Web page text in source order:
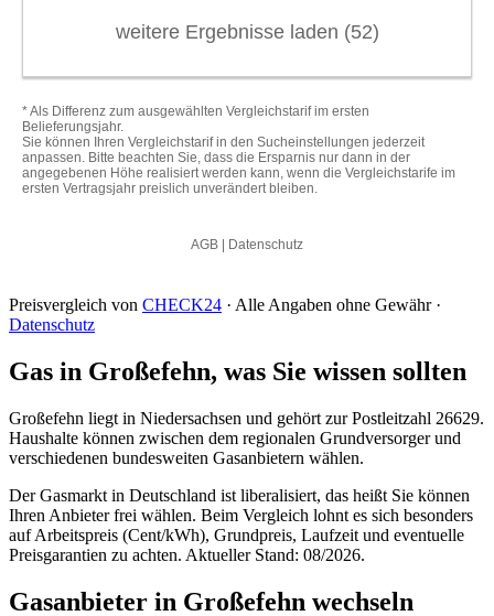
Preisvergleich von CHECK24 · Alle Angaben ohne Gewähr ·
Datenschutz
Gas in Großefehn, was Sie wissen sollten
Großefehn liegt in Niedersachsen und gehört zur Postleitzahl 26629.
Haushalte können zwischen dem regionalen Grundversorger und
verschiedenen bundesweiten Gasanbietern wählen.
Der Gasmarkt in Deutschland ist liberalisiert, das heißt Sie können
Ihren Anbieter frei wählen. Beim Vergleich lohnt es sich besonders
auf Arbeitspreis (Cent/kWh), Grundpreis, Laufzeit und eventuelle
Preisgarantien zu achten. Aktueller Stand: 08/2026.
Gasanbieter in Großefehn wechseln